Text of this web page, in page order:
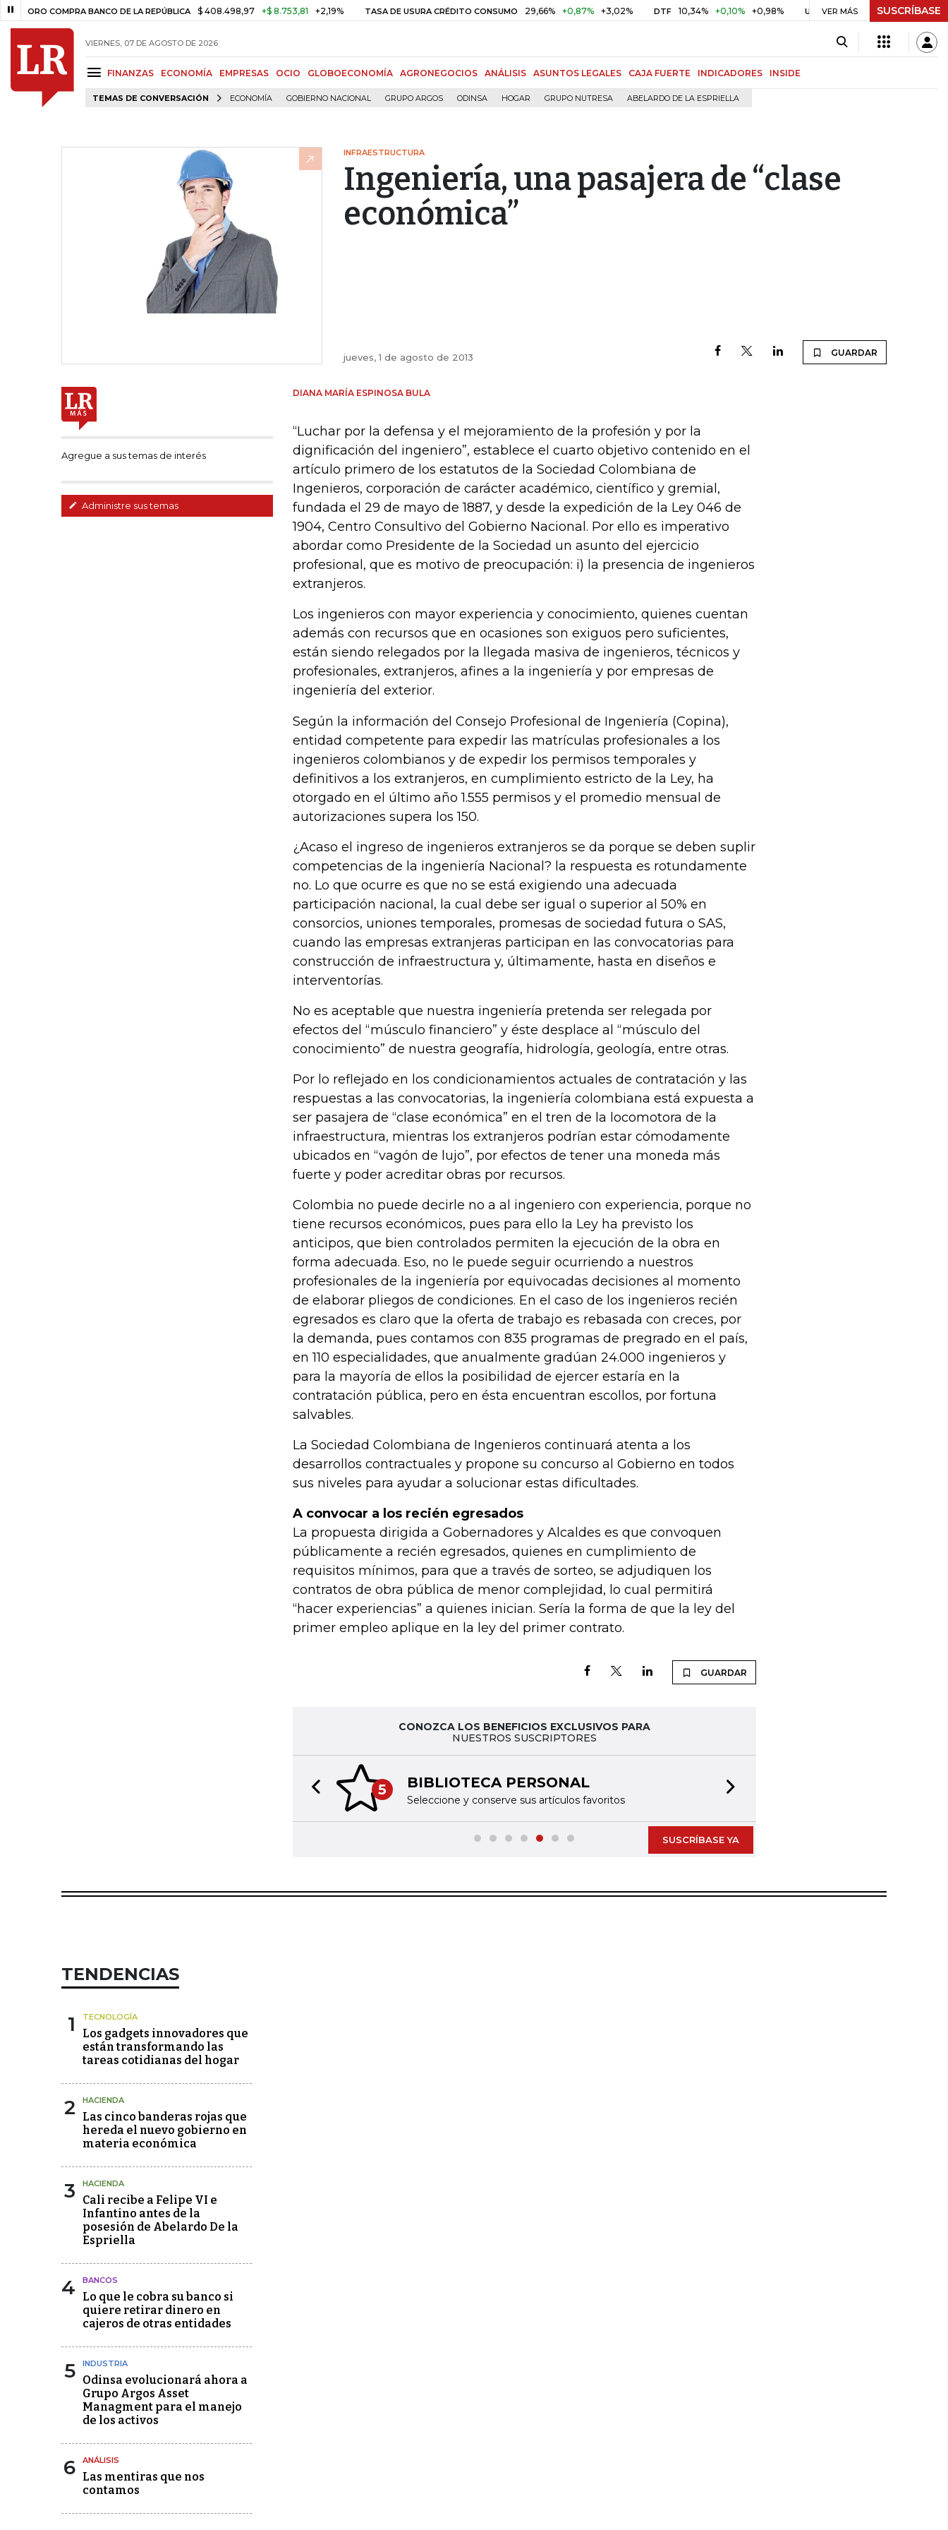
COMPRA BANCO DE LA REPÚBLICA $ 408.498,97 +$ 8.753,81 +2,19% TASA DE USURA CRÉDITO CONSUMO 29,66% +0,87% +3,02% DTF 10,34% +0,10% +0,98% UVR $ 416,91 +$ 0,05 +0,01%
VER MÁS SUSCRÍBASE
VIERNES, 07 DE AGOSTO DE 2026
FINANZAS ECONOMÍA EMPRESAS OCIO GLOBOECONOMÍA AGRONEGOCIOS ANÁLISIS ASUNTOS LEGALES CAJA FUERTE INDICADORES INSIDE
TEMAS DE CONVERSACIÓN ECONOMÍA GOBIERNO NACIONAL GRUPO ARGOS ODINSA HOGAR GRUPO NUTRESA ABELARDO DE LA ESPRIELLA
INFRAESTRUCTURA
Ingeniería, una pasajera de “clase
económica”
jueves, 1 de agosto de 2013 GUARDAR
Agregue a sus temas de interés
Administre sus temas
DIANA MARÍA ESPINOSA BULA
“Luchar por la defensa y el mejoramiento de la profesión y por la
dignificación del ingeniero”, establece el cuarto objetivo contenido en el
artículo primero de los estatutos de la Sociedad Colombiana de
Ingenieros, corporación de carácter académico, científico y gremial,
fundada el 29 de mayo de 1887, y desde la expedición de la Ley 046 de
1904, Centro Consultivo del Gobierno Nacional. Por ello es imperativo
abordar como Presidente de la Sociedad un asunto del ejercicio
profesional, que es motivo de preocupación: i) la presencia de ingenieros
extranjeros.
Los ingenieros con mayor experiencia y conocimiento, quienes cuentan
además con recursos que en ocasiones son exiguos pero suficientes,
están siendo relegados por la llegada masiva de ingenieros, técnicos y
profesionales, extranjeros, afines a la ingeniería y por empresas de
ingeniería del exterior.
Según la información del Consejo Profesional de Ingeniería (Copina),
entidad competente para expedir las matrículas profesionales a los
ingenieros colombianos y de expedir los permisos temporales y
definitivos a los extranjeros, en cumplimiento estricto de la Ley, ha
otorgado en el último año 1.555 permisos y el promedio mensual de
autorizaciones supera los 150.
¿Acaso el ingreso de ingenieros extranjeros se da porque se deben suplir
competencias de la ingeniería Nacional? la respuesta es rotundamente
no. Lo que ocurre es que no se está exigiendo una adecuada
participación nacional, la cual debe ser igual o superior al 50% en
consorcios, uniones temporales, promesas de sociedad futura o SAS,
cuando las empresas extranjeras participan en las convocatorias para
construcción de infraestructura y, últimamente, hasta en diseños e
interventorías.
No es aceptable que nuestra ingeniería pretenda ser relegada por
efectos del “músculo financiero” y éste desplace al “músculo del
conocimiento” de nuestra geografía, hidrología, geología, entre otras.
Por lo reflejado en los condicionamientos actuales de contratación y las
respuestas a las convocatorias, la ingeniería colombiana está expuesta a
ser pasajera de “clase económica” en el tren de la locomotora de la
infraestructura, mientras los extranjeros podrían estar cómodamente
ubicados en “vagón de lujo”, por efectos de tener una moneda más
fuerte y poder acreditar obras por recursos.
Colombia no puede decirle no a al ingeniero con experiencia, porque no
tiene recursos económicos, pues para ello la Ley ha previsto los
anticipos, que bien controlados permiten la ejecución de la obra en
forma adecuada. Eso, no le puede seguir ocurriendo a nuestros
profesionales de la ingeniería por equivocadas decisiones al momento
de elaborar pliegos de condiciones. En el caso de los ingenieros recién
egresados es claro que la oferta de trabajo es rebasada con creces, por
la demanda, pues contamos con 835 programas de pregrado en el país,
en 110 especialidades, que anualmente gradúan 24.000 ingenieros y
para la mayoría de ellos la posibilidad de ejercer estaría en la
contratación pública, pero en ésta encuentran escollos, por fortuna
salvables.
La Sociedad Colombiana de Ingenieros continuará atenta a los
desarrollos contractuales y propone su concurso al Gobierno en todos
sus niveles para ayudar a solucionar estas dificultades.
A convocar a los recién egresados
La propuesta dirigida a Gobernadores y Alcaldes es que convoquen
públicamente a recién egresados, quienes en cumplimiento de
requisitos mínimos, para que a través de sorteo, se adjudiquen los
contratos de obra pública de menor complejidad, lo cual permitirá
“hacer experiencias” a quienes inician. Sería la forma de que la ley del
primer empleo aplique en la ley del primer contrato.
GUARDAR
CONOZCA LOS BENEFICIOS EXCLUSIVOS PARA
NUESTROS SUSCRIPTORES
5 BIBLIOTECA PERSONAL
Seleccione y conserve sus artículos favoritos
Previous slide
SUSCRÍBASE YA
TENDENCIAS
1 TECNOLOGÍA
Los gadgets innovadores que
están transformando las
tareas cotidianas del hogar
2 HACIENDA
Las cinco banderas rojas que
hereda el nuevo gobierno en
materia económica
3 HACIENDA
Cali recibe a Felipe VI e
Infantino antes de la
posesión de Abelardo De la
Espriella
4 BANCOS
Lo que le cobra su banco si
quiere retirar dinero en
cajeros de otras entidades
5 INDUSTRIA
Odinsa evolucionará ahora a
Grupo Argos Asset
Managment para el manejo
de los activos
6 ANÁLISIS
Las mentiras que nos
contamos